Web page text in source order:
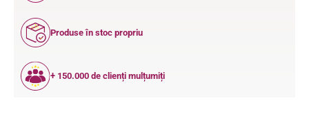
Produse în stoc propriu
+ 150.000 de clienți mulțumiți